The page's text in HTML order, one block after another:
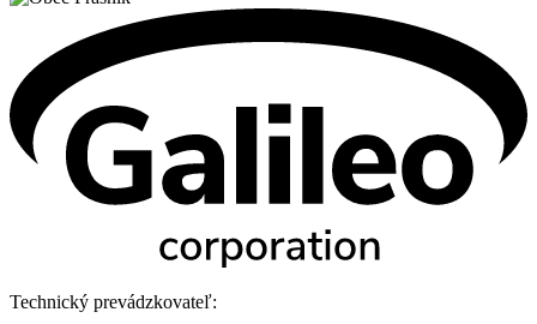
Technický prevádzkovateľ: